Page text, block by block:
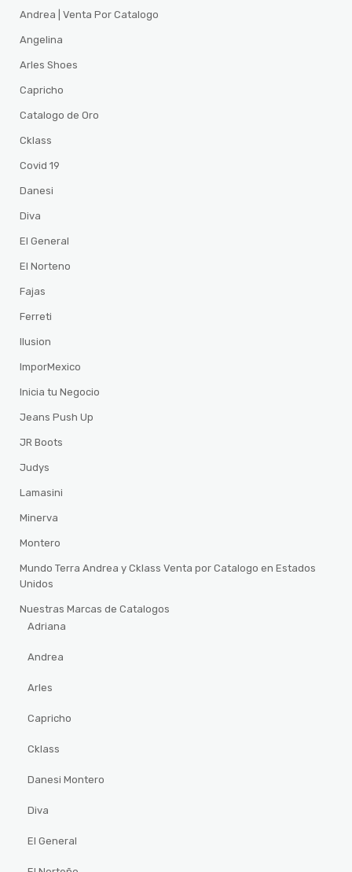
Andrea | Venta Por Catalogo
Angelina
Arles Shoes
Capricho
Catalogo de Oro
Cklass
Covid 19
Danesi
Diva
El General
El Norteno
Fajas
Ferreti
Ilusion
ImporMexico
Inicia tu Negocio
Jeans Push Up
JR Boots
Judys
Lamasini
Minerva
Montero
Mundo Terra Andrea y Cklass Venta por Catalogo en Estados
Unidos
Nuestras Marcas de Catalogos
Adriana
Andrea
Arles
Capricho
Cklass
Danesi Montero
Diva
El General